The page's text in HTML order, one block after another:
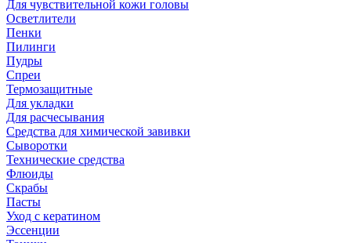
Для чувствительной кожи головы
Осветлители
Пенки
Пилинги
Пудры
Спреи
Термозащитные
Для укладки
Для расчесывания
Средства для химической завивки
Сыворотки
Технические средства
Флюиды
Скрабы
Пасты
Уход с кератином
Эссенции